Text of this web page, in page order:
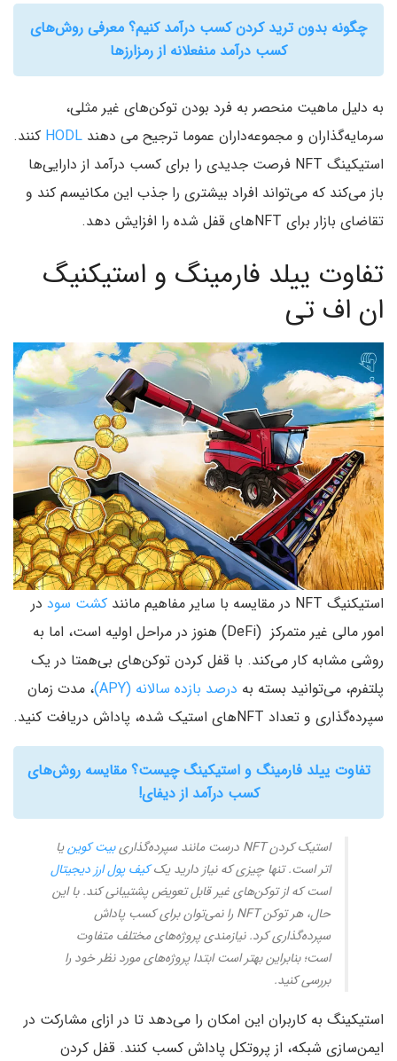
چگونه بدون ترید کردن کسب درآمد کنیم؟ معرفی روش‌های
کسب درآمد منفعلانه از رمزارزها
به دلیل ماهیت منحصر به فرد بودن توکن‌های غیر مثلی،
سرمایه‌گذاران و مجموعه‌داران عموما ترجیح می دهند HODL کنند.
استیکینگ NFT فرصت جدیدی را برای کسب درآمد از دارایی‌ها
باز می‌کند که می‌تواند افراد بیشتری را جذب این مکانیسم کند و
تقاضای بازار برای NFTهای قفل شده را افزایش دهد.
تفاوت ییلد فارمینگ و استیکنیگ
ان اف تی
استیکنیگ NFT در مقایسه با سایر مفاهیم مانند کشت سود در
امور مالی غیر متمرکز (DeFi) هنوز در مراحل اولیه است، اما به
روشی مشابه کار می‌کند. با قفل کردن توکن‌های بی‌همتا در یک
پلتفرم، می‌توانید بسته به درصد بازده سالانه (APY)
، مدت زمان
سپرده‌گذاری و تعداد NFTهای استیک شده، پاداش دریافت کنید.
تفاوت ییلد فارمینگ و استیکینگ چیست؟ مقایسه روش‌های
کسب درآمد از دیفای!
استیک کردن NFT درست مانند سپرده‌گذاری بیت کوینیا
اتر است. تنها چیزی که نیاز دارید یککیف پول ارز دیجیتال
است که از توکن‌های غیر قابل تعویض پشتیبانی کند. با این
حال، هر توکن NFT را نمی‌توان برای کسب پاداش
سپرده‌گذاری کرد. نیازمندی پروژه‌های مختلف متفاوت
است؛ بنابراین بهتر است ابتدا پروژه‌های مورد نظر خود را
بررسی کنید.
استیکینگ به کاربران این امکان را می‌دهد تا در ازای مشارکت در
ایمن‌سازی شبکه، از پروتکل پاداش کسب کنند. قفل کردن